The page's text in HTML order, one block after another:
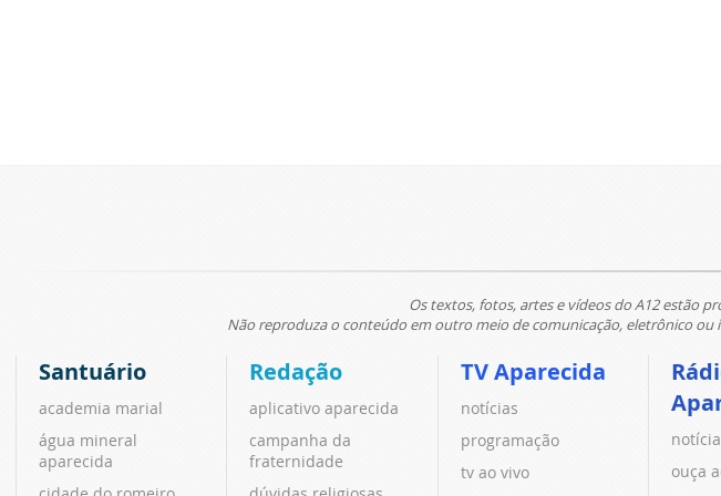
Os textos, fotos, artes e vídeos do A12 estão
Não reproduza o conteúdo em outro meio de comunicação, eletrônico ou
Santuário
academia marial
água mineral
aparecida
Redação
aplicativo aparecida
campanha da
fraternidade
TV Aparecida
notícias
programação
tv ao vivo
ouça